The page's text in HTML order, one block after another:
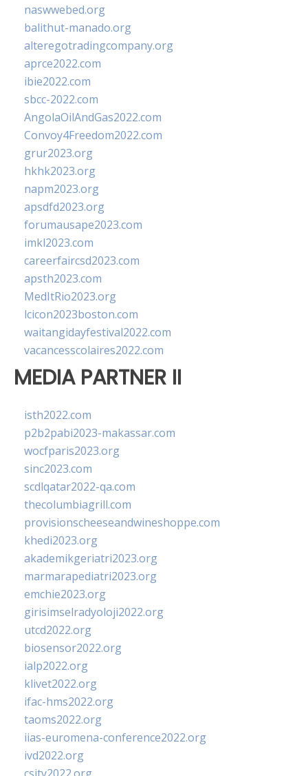
naswwebed.org
balithut-manado.org
alteregotradingcompany.org
aprce2022.com
ibie2022.com
sbcc-2022.com
AngolaOilAndGas2022.com
Convoy4Freedom2022.com
grur2023.org
hkhk2023.org
napm2023.org
apsdfd2023.org
forumausape2023.com
imkl2023.com
careerfaircsd2023.com
apsth2023.com
MedItRio2023.org
lcicon2023boston.com
waitangidayfestival2022.com
vacancesscolaires2022.com
MEDIA PARTNER II
isth2022.com
p2b2pabi2023-makassar.com
wocfparis2023.org
sinc2023.com
scdlqatar2022-qa.com
thecolumbiagrill.com
provisionscheeseandwineshoppe.com
khedi2023.org
akademikgeriatri2023.org
marmarapediatri2023.org
emchie2023.org
girisimselradyoloji2022.org
utcd2022.org
biosensor2022.org
ialp2022.org
klivet2022.org
ifac-hms2022.org
taoms2022.org
iias-euromena-conference2022.org
ivd2022.org